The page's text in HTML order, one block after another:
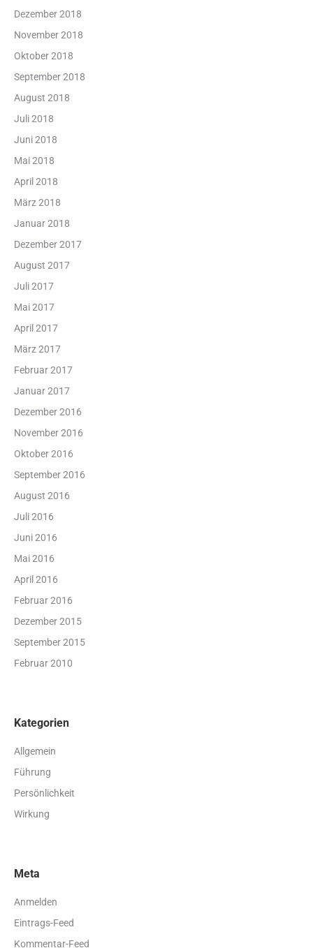
Dezember 2018
November 2018
Oktober 2018
September 2018
August 2018
Juli 2018
Juni 2018
Mai 2018
April 2018
März 2018
Januar 2018
Dezember 2017
August 2017
Juli 2017
Mai 2017
April 2017
März 2017
Februar 2017
Januar 2017
Dezember 2016
November 2016
Oktober 2016
September 2016
August 2016
Juli 2016
Juni 2016
Mai 2016
April 2016
Februar 2016
Dezember 2015
September 2015
Februar 2010
Kategorien
Allgemein
Führung
Persönlichkeit
Wirkung
Meta
Anmelden
Eintrags-Feed
Kommentar-Feed